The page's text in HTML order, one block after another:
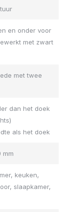
en onder voor
met zwart
met twee
dan het doek
als het doek
mm
keuken,
slaapkamer,